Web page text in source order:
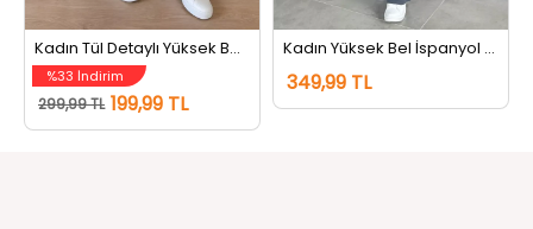
Kadın Tül Detaylı Yüksek Bel Tayt Siyah
%33 İndirim
299,99 TL 199,99 TL
Kadın Yüksek Bel İspanyol Paça Tayt Füme
349,99 TL